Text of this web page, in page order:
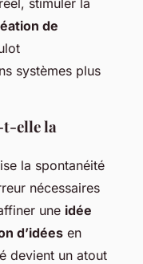
de
systèmes plus
t-elle la
la spontanéité
nécessaires
une idée
d’idées en
devient un atout